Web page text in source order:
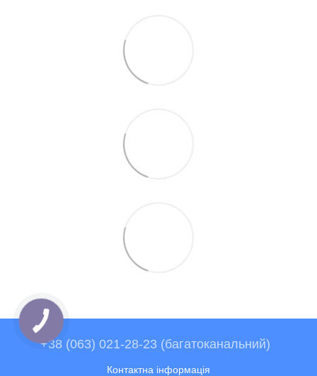
+38 (063) 021-28-23 (багатоканальний)
Контактна інформація